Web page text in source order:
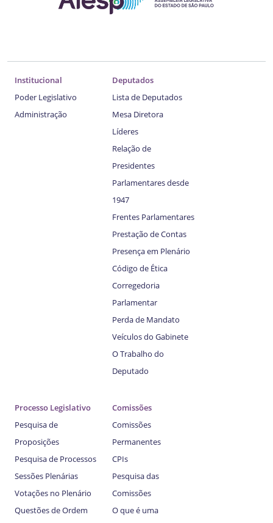
Institucional
Poder Legislativo
Administração
Deputados
Lista de Deputados
Mesa Diretora
Líderes
Relação de
Presidentes
Parlamentares desde
1947
Frentes Parlamentares
Prestação de Contas
Presença em Plenário
Código de Ética
Corregedoria
Parlamentar
Perda de Mandato
Veículos do Gabinete
O Trabalho do
Deputado
Processo Legislativo
Pesquisa de
Proposições
Pesquisa de Processos
Sessões Plenárias
Votações no Plenário
Questões de Ordem
Comissões
Comissões
Permanentes
CPIs
Pesquisa das
Comissões
O que é uma